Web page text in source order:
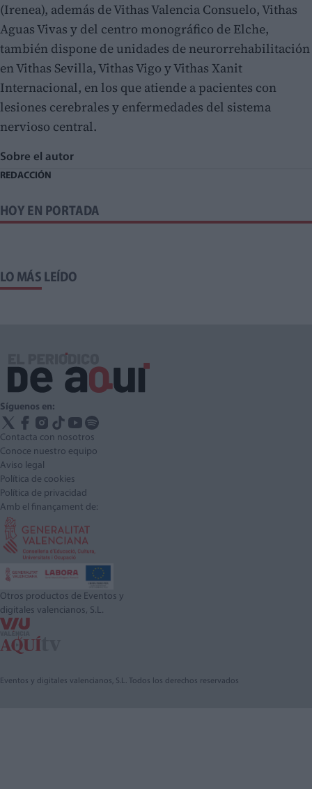
(Irenea), además de Vithas Valencia Consuelo, Vithas
Aguas Vivas y del centro monográfico de Elche,
también dispone de unidades de neurorrehabilitación
en Vithas Sevilla, Vithas Vigo y Vithas Xanit
Internacional, en los que atiende a pacientes con
lesiones cerebrales y enfermedades del sistema
nervioso central.
Sobre el autor
REDACCIÓN
HOY EN PORTADA
LO MÁS LEÍDO
Síguenos en:
Contacta con nosotros
Conoce nuestro equipo
Aviso legal
Política de cookies
Política de privacidad
Amb el finançament de:
Otros productos de Eventos y
digitales valencianos, S.L.
Eventos y digitales valencianos, S.L. Todos los derechos reservados